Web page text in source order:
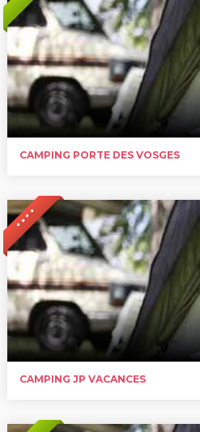
CAMPING PORTE DES VOSGES
* * * *
CAMPING JP VACANCES